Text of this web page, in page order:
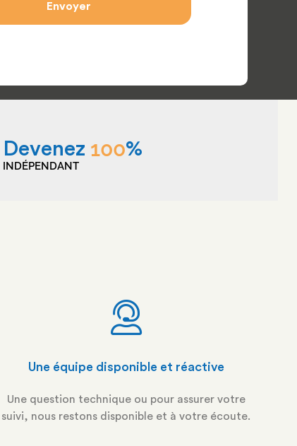
Envoyer
Devenez 100%
INDÉPENDANT
Une équipe disponible et réactive
Une question technique ou pour assurer votre
suivi, nous restons disponible et à votre écoute.